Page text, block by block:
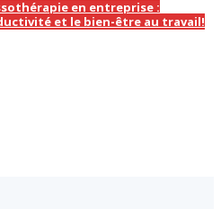
en entreprise :
et le bien-être au travail!